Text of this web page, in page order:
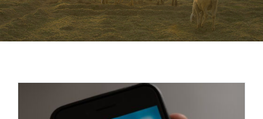
CONTACTANOS